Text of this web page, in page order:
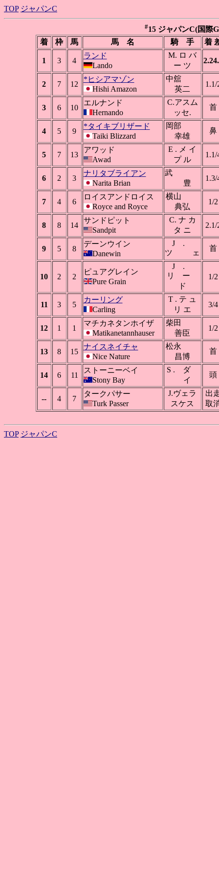
TOP ジャパンC
#15 ジャパンC(国際
着
枠 馬 馬 名 騎 手 着
1 3 4
ランド
Lando
M. ロ バ
ー ツ
2 7 12
*ヒシアマゾン
Hishi Amazon
中舘
英二
1.1/
3 6 10
エルナンド
Hernando
C.アスム
ッセ.
首
4 5 9
*タイキブリザード
Taiki Blizzard
岡部
幸雄
鼻
5 7 13
アワッド
Awad
E . メ イ
プ ル
1.1/
6 2 3
ナリタブライアン
Narita Brian
武
豊
1.3/
7 4 6
ロイスアンドロイス
Royce and Royce
横山
典弘
1/2
8 8 14
サンドピット
Sandpit
C. ナ カ
タ ニ
2.1/
9 5 8
デーンウイン
Danewin
J .
ツ ェ
首
10 2 2
ピュアグレイン
Pure Grain
J .
リ ー
ド
1/2
11 3 5
カーリング
Carling
T . テ ュ
リ エ
3/4
12 1 1
マチカネタンホイザ
Matikanetannhauser
柴田
善臣
1/2
13 8 15
ナイスネイチャ
Nice Nature
松永
昌博
首
14 6 11
ストーニーベイ
Stony Bay
S . ダ
イ
頭
-- 4 7
タークパサー
Turk Passer
J.ヴェラ
スケス
出
取
TOP ジャパンC